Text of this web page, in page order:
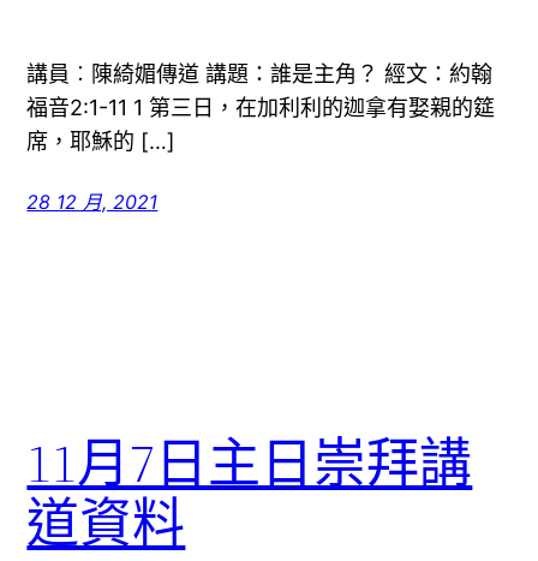
講員︰陳綺媚傳道 講題：誰是主角？ 經文：約翰
福音2:1-11 1 第三日，在加利利的迦拿有娶親的筵
席，耶穌的 […]
28 12 月, 2021
11月7日主日崇拜講
道資料